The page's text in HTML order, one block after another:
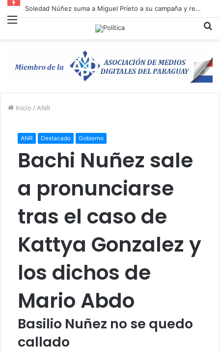
Soledad Núñez suma a Miguel Prieto a su campaña y refuerza la unidad opositora en Asunción
Inicio / ANR
ANR Destacado Gobierno
Bachi Nuñez sale
a pronunciarse
tras el caso de
Kattya Gonzalez y
los dichos de
Mario Abdo
Basilio Nuñez no se quedo
callado